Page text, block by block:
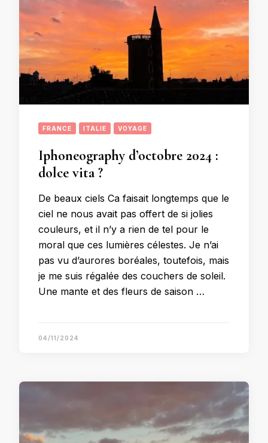
FRANCE ITALIE VOYAGE
Iphoneography d’octobre 2024 :
dolce vita ?
De beaux ciels Ca faisait longtemps que le
ciel ne nous avait pas offert de si jolies
couleurs, et il n’y a rien de tel pour le
moral que ces lumières célestes. Je n’ai
pas vu d’aurores boréales, toutefois, mais
je me suis régalée des couchers de soleil.
Une mante et des fleurs de saison …
04/11/2024